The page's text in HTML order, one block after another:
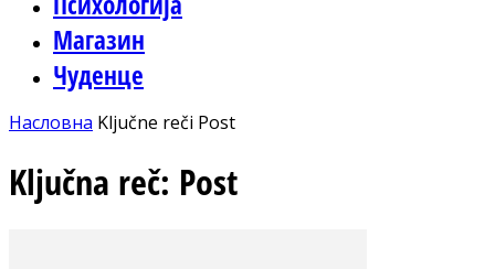
Магазин
Чуденце
Насловна Ključne reči Post
Ključna reč: Post